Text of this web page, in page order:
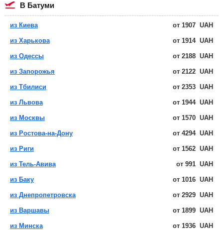
в Батуми
из Киева от 1907 UAH
из Харькова от 1914 UAH
из Одессы от 2188 UAH
из Запорожья от 2122 UAH
из Тбилиси от 2353 UAH
из Львова от 1944 UAH
из Москвы от 1570 UAH
из Ростова-на-Дону от 4294 UAH
из Риги от 1562 UAH
из Тель-Авива от 991 UAH
из Баку от 1016 UAH
из Днепропетровска от 2929 UAH
из Варшавы от 1899 UAH
из Минска от 1936 UAH